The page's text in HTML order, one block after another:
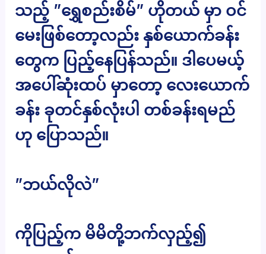
သည့် ”ရွှေစည်းစိမ်” ဟိုတယ် မှာ ဝင်
မေးဖြစ်တော့လည်း နှစ်ယောက်ခန်း
တွေက ပြည့်နေပြန်သည်။ ဒါပေမယ့်
အပေါ်ဆုံးထပ် မှာတော့ လေးယောက်
ခန်း ခုတင်နှစ်လုံးပါ တစ်ခန်းရမည်
ဟု ပြောသည်။
”ဘယ်လိုလဲ”
ကိုပြည့်က မိမိတို့ဘက်လှည့်၍